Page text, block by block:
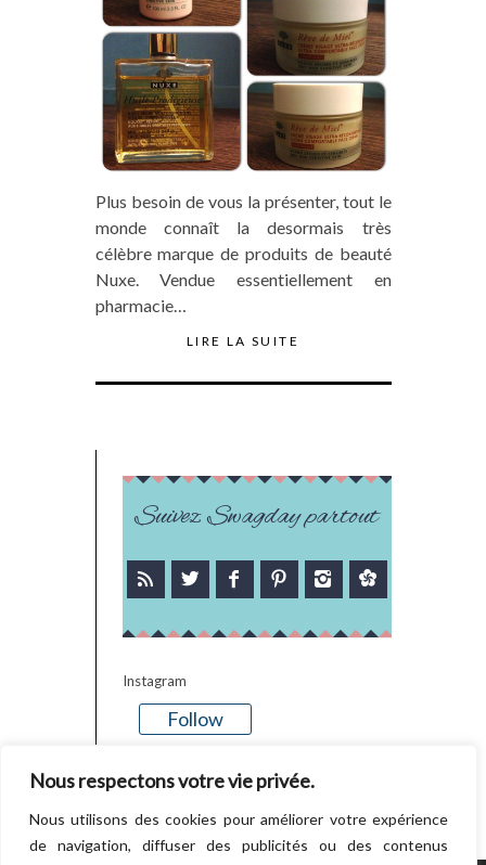
Nous respectons votre vie privée.
Nous utilisons des cookies pour améliorer votre expérience
de navigation, diffuser des publicités ou des contenus
Plus besoin de vous la présenter, tout le
monde connaît la desormais très
célèbre marque de produits de beauté
Nuxe. Vendue essentiellement en
pharmacie…
LIRE LA SUITE
Suivez Swagday partout
Instagram
Follow